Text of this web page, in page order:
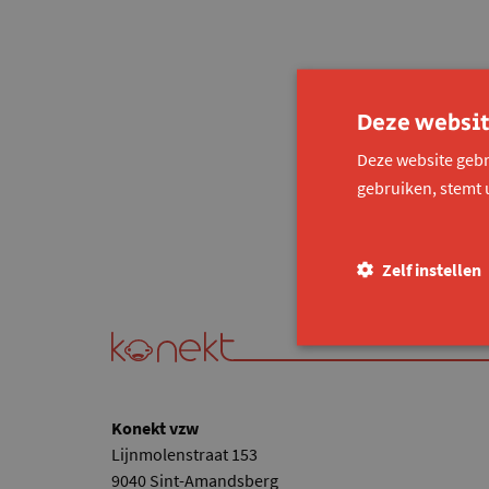
Konekt vzw
Lijnmolenstraat 153
9040 Sint-Amandsberg
Deze
Deze website
gebruiken, stemt
Zelf instellen